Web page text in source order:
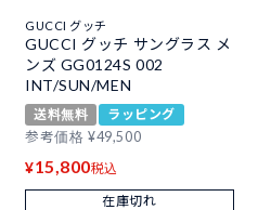
GUCCI グッチ
GUCCI グッチ サングラス メ
ンズ GG0124S 002
INT/SUN/MEN
送料無料
ラッピング
参考価格 ¥49,500
¥15,800税込
在庫切れ